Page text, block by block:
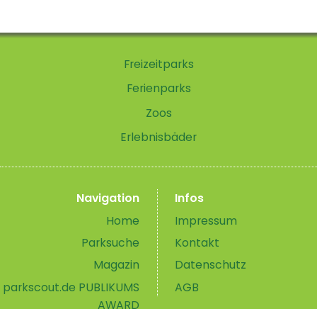
Freizeitparks
Ferienparks
Zoos
Erlebnisbäder
Navigation
Home
Parksuche
Magazin
parkscout.de PUBLIKUMS
AWARD
Infos
Impressum
Kontakt
Datenschutz
AGB